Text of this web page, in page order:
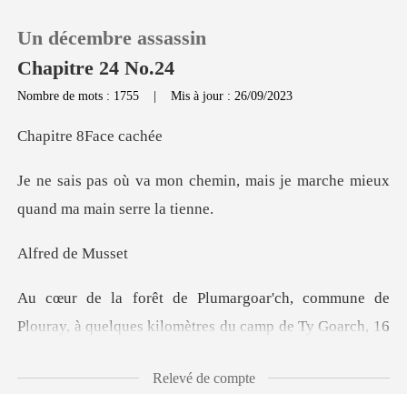
Recharger
Déconnexion
Un décembre assassin
Chapitre 24 No.24
Nombre de mots : 1755 |Mis à jour : 26/09/2023
e 8Face
min, mais je marche mieux
qu
d de
ne de
Plouray, à quelques kilomètres du cam
Relevé de compte